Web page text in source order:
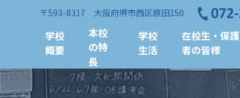
学校
概要
本校
の特
長
学校
生活
在校生・保護
者の皆様
〒593-8317 大阪府堺市西区原田150